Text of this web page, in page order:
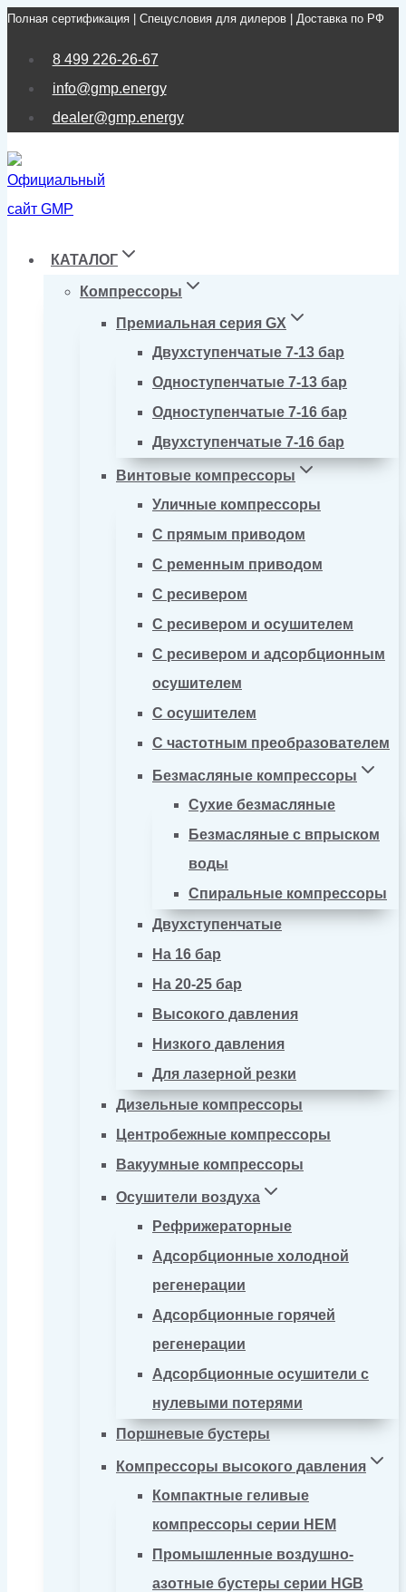
Перейти
Полная сертификация | Спецусловия для дилеров | Доставка по РФ
8 499 226-26-67
info@gmp.energy
dealer@gmp.energy
КАТАЛОГ
Компрессоры
Премиальная серия GX
Двухступенчатые 7-13 бар
Одноступенчатые 7-13 бар
Одноступенчатые 7-16 бар
Двухступенчатые 7-16 бар
Винтовые компрессоры
Уличные компрессоры
С прямым приводом
С ременным приводом
С ресивером
С ресивером и осушителем
С ресивером и адсорбционным
осушителем
С осушителем
С частотным преобразователем
Безмасляные компрессоры
Сухие безмасляные
Безмасляные с впрыском
воды
Спиральные компрессоры
Двухступенчатые
На 16 бар
На 20-25 бар
Высокого давления
Низкого давления
Для лазерной резки
Дизельные компрессоры
Центробежные компрессоры
Вакуумные компрессоры
Осушители воздуха
Рефрижераторные
Адсорбционные холодной
регенерации
Адсорбционные горячей
регенерации
Адсорбционные осушители с
нулевыми потерями
Поршневые бустеры
Компрессоры высокого давления
Компактные геливые
компрессоры серии HEM
Промышленные воздушно-
азотные бустеры серии HGB